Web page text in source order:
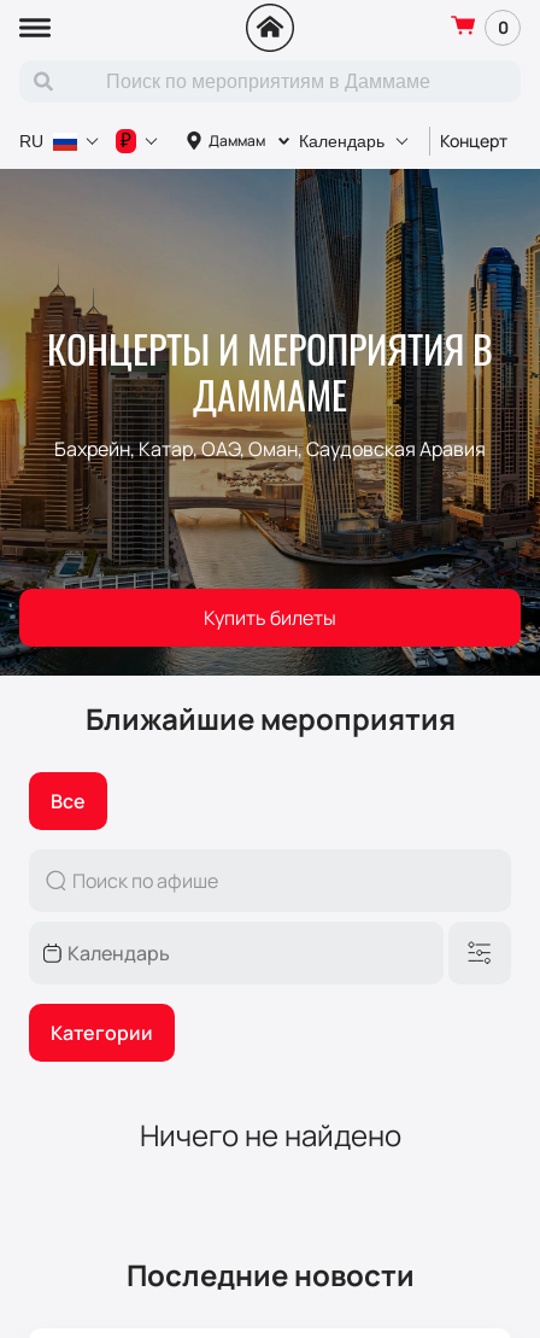
0
Даммам Календарь Концерт
RU ₽
КОНЦЕРТЫ И МЕРОПРИЯТИЯ В
ДАММАМЕ
Бахрейн, Катар, ОАЭ, Оман, Саудовская Аравия
Купить билеты
Ближайшие мероприятия
Все
Категории
Ничего не найдено
Последние новости